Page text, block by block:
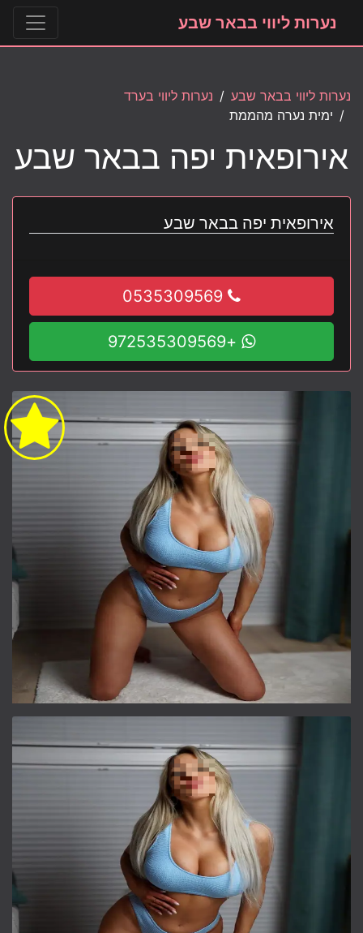
נערות ליווי בבאר שבע
נערות ליווי בבאר שבע
נערות ליווי בערד
ימית נערה מהממת
אירופאית יפה בבאר שבע
אירופאית יפה בבאר שבע
+972535309569